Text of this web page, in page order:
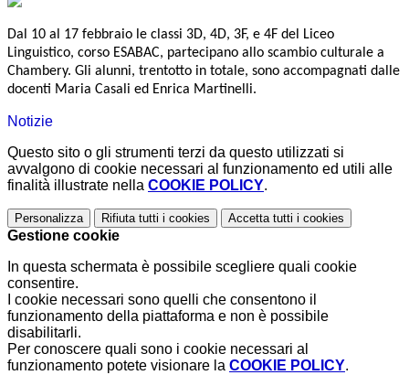
Dal 10 al 17 febbraio le classi 3D, 4D, 3F, e 4F del Liceo
Linguistico, corso ESABAC, partecipano allo scambio culturale a
Chambery. Gli alunni, trentotto in totale, sono accompagnati dalle
docenti Maria Casali ed Enrica Martinelli.
Notizie
Questo sito o gli strumenti terzi da questo utilizzati si
avvalgono di cookie necessari al funzionamento ed utili alle
finalità illustrate nella COOKIE POLICY.
Personalizza Rifiuta tutti i cookies Accetta tutti i cookies
Gestione cookie
In questa schermata è possibile scegliere quali cookie
consentire.
I cookie necessari sono quelli che consentono il
funzionamento della piattaforma e non è possibile
disabilitarli.
Per conoscere quali sono i cookie necessari al
funzionamento potete visionare la COOKIE POLICY.